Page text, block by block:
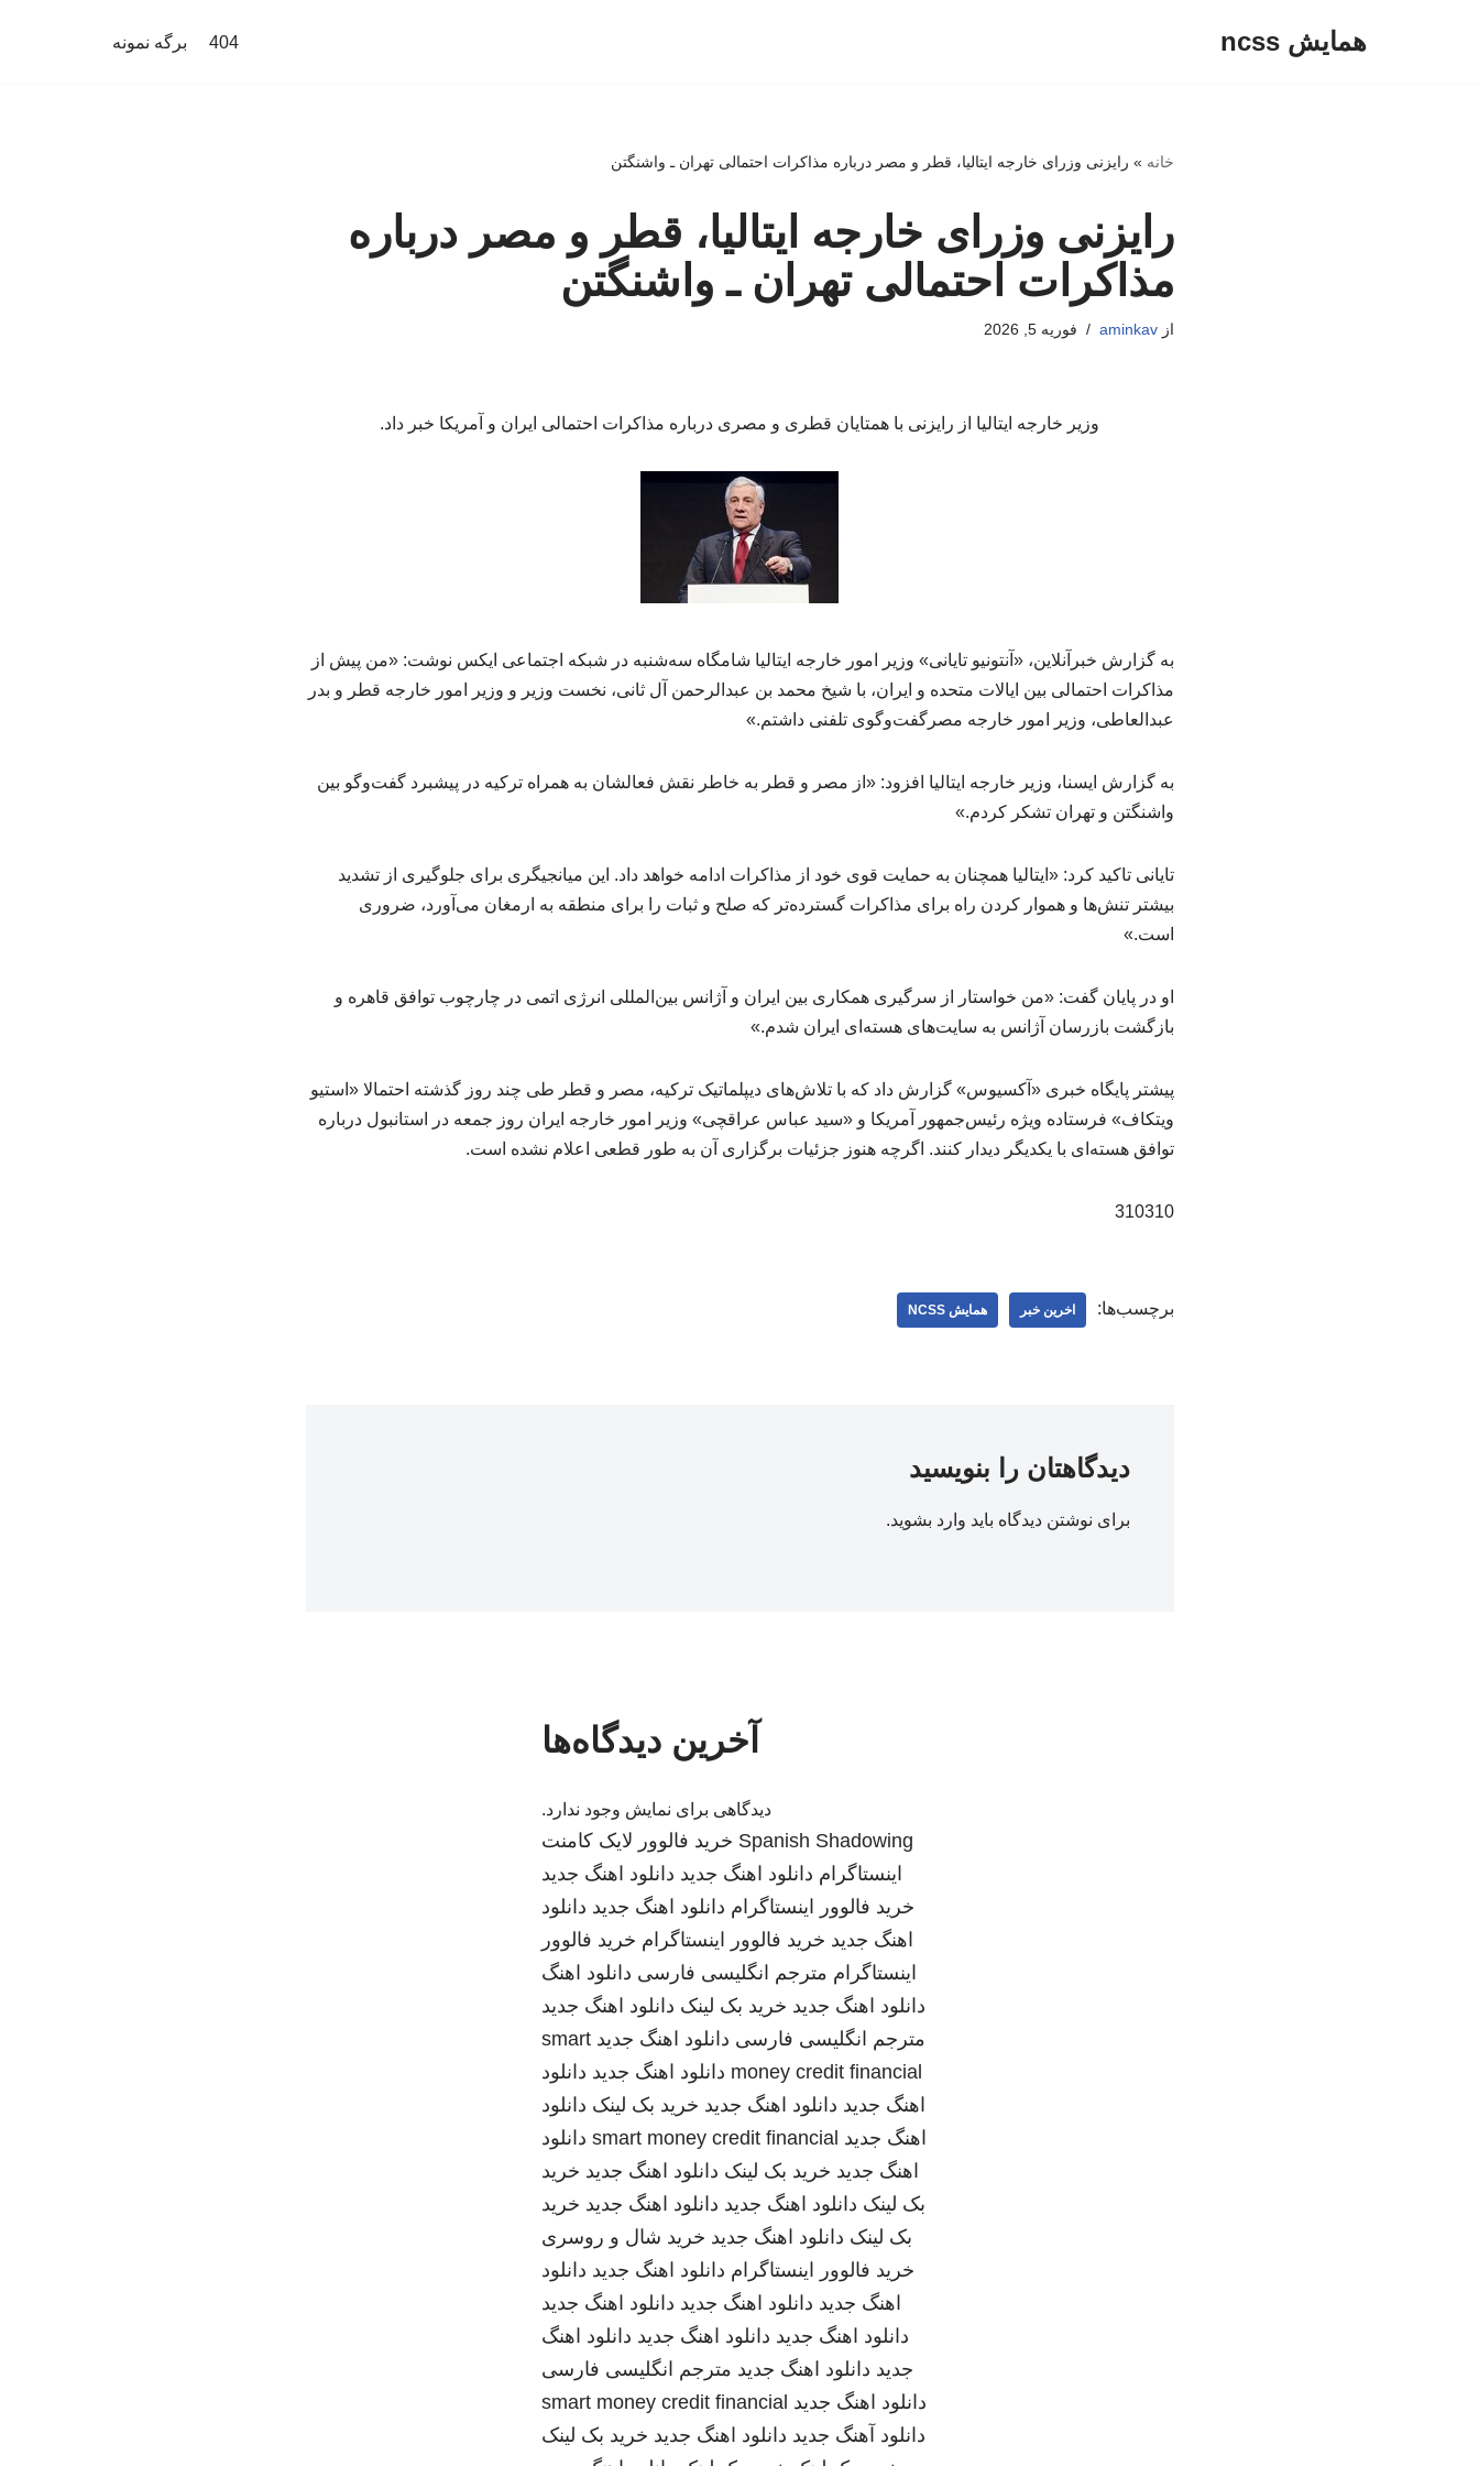
همایش ncss 404 برگه نمونه
خانه » رایزنی وزرای خارجه ایتالیا، قطر و مصر درباره مذاکرات احتمالی تهران ـ واشنگتن
رایزنی وزرای خارجه ایتالیا، قطر و مصر درباره
مذاکرات احتمالی تهران ـ واشنگتن
ازaminkav فوریه 5, 2026
وزیر خارجه ایتالیا از رایزنی با همتایان قطری و مصری درباره مذاکرات احتمالی ایران و آمریکا خبر داد.
به گزارش خبرآنلاین، «آنتونیو تایانی» وزیر امور خارجه ایتالیا شامگاه سه‌شنبه در شبکه اجتماعی ایکس نوشت: «من پیش از
مذاکرات احتمالی بین ایالات متحده و ایران، با شیخ محمد بن عبدالرحمن آل ثانی، نخست وزیر و وزیر امور خارجه قطر و بدر
عبدالعاطی، وزیر امور خارجه مصرگفت‌وگوی تلفنی داشتم.»
به گزارش ایسنا، وزیر خارجه ایتالیا افزود: «از مصر و قطر به خاطر نقش فعالشان به همراه ترکیه در پیشبرد گفت‌وگو بین
واشنگتن و تهران تشکر کردم.»
تایانی تاکید کرد: «ایتالیا همچنان به حمایت قوی خود از مذاکرات ادامه خواهد داد. این میانجیگری برای جلوگیری از تشدید
بیشتر تنش‌ها و هموار کردن راه برای مذاکرات گسترده‌تر که صلح و ثبات را برای منطقه به ارمغان می‌آورد، ضروری
است.»
او در پایان گفت: «من خواستار از سرگیری همکاری بین ایران و آژانس بین‌المللی انرژی اتمی در چارچوب توافق قاهره و
بازگشت بازرسان آژانس به سایت‌های هسته‌ای ایران شدم.»
پیشتر پایگاه خبری «آکسیوس» گزارش داد که با تلاش‌های دیپلماتیک ترکیه، مصر و قطر طی چند روز گذشته احتمالا «استیو
ویتکاف» فرستاده ویژه رئیس‌جمهور آمریکا و «سید عباس عراقچی» وزیر امور خارجه ایران روز جمعه در استانبول درباره
توافق هسته‌ای با یکدیگر دیدار کنند. اگرچه هنوز جزئیات برگزاری آن به طور قطعی اعلام نشده است.
310310
برچسب‌ها: اخرین خبر همایش NCSS
دیدگاهتان را بنویسید
برای نوشتن دیدگاه باید وارد بشوید.
آخرین دیدگاه‌ها
دیدگاهی برای نمایش وجود ندارد.
Spanish Shadowing خرید فالوور لایک کامنت
اینستاگرام دانلود اهنگ جدید دانلود اهنگ جدید
خرید فالوور اینستاگرام دانلود اهنگ جدید دانلود
اهنگ جدید خرید فالوور اینستاگرام خرید فالوور
اینستاگرام مترجم انگلیسی فارسی دانلود اهنگ
دانلود اهنگ جدید خرید بک لینک دانلود اهنگ جدید
مترجم انگلیسی فارسی دانلود اهنگ جدید smart
money credit financial دانلود اهنگ جدید دانلود
اهنگ جدید دانلود اهنگ جدید خرید بک لینک دانلود
اهنگ جدید smart money credit financial دانلود
اهنگ جدید خرید بک لینک دانلود اهنگ جدید خرید
بک لینک دانلود اهنگ جدید دانلود اهنگ جدید خرید
بک لینک دانلود اهنگ جدید خرید شال و روسری
خرید فالوور اینستاگرام دانلود اهنگ جدید دانلود
اهنگ جدید دانلود اهنگ جدید دانلود اهنگ جدید
دانلود اهنگ جدید دانلود اهنگ جدید دانلود اهنگ
جدید دانلود اهنگ جدید مترجم انگلیسی فارسی
دانلود اهنگ جدید smart money credit financial
دانلود آهنگ جدید دانلود اهنگ جدید خرید بک لینک